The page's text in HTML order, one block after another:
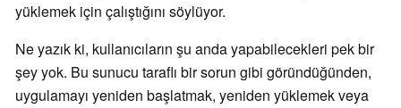
yüklemek için çalıştığını söylüyor.
Ne yazık ki, kullanıcıların şu anda yapabilecekleri pek bir
şey yok. Bu sunucu taraflı bir sorun gibi göründüğünden,
uygulamayı yeniden başlatmak, yeniden yüklemek veya